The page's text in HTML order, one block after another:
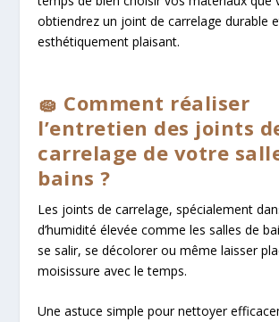
obtiendrez un joint de carrelage durable
esthétiquement plaisant.
🧽 Comment réaliser
l’entretien des joints
carrelage de votre
bains ?
Les joints de carrelage, spécialement
d’humidité élevée comme les salles de
se salir, se décolorer ou même laisser
moisissure avec le temps.
Une astuce simple pour nettoyer